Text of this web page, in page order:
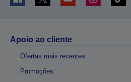
Apoio ao cliente
Ofertas mais recentes
Promoções